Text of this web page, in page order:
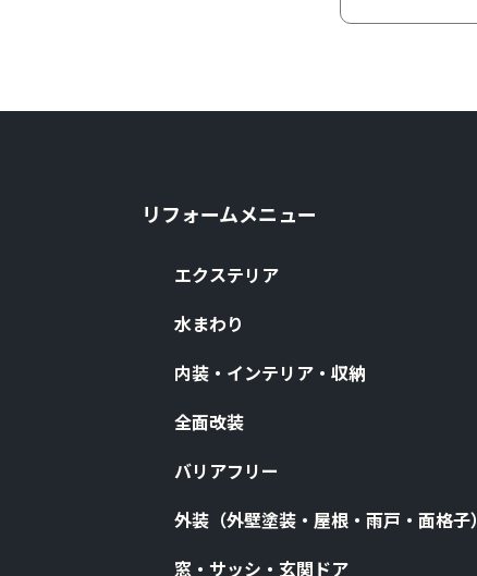
リフォームメニュー
エクステリア
⽔まわり
内装・インテリア・収納
全⾯改装
バリアフリー
外装（外壁塗装・屋根・⾬⼾・⾯格⼦）
窓・サッシ・⽞関ドア